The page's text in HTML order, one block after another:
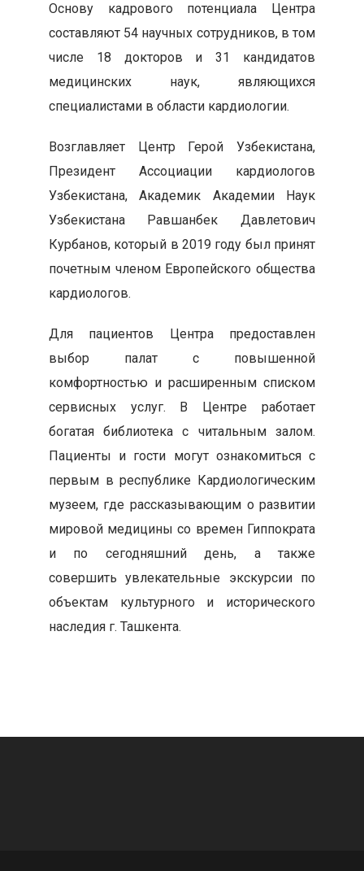
Основу кадрового потенциала Центра
составляют 54 научных сотрудников, в том
числе 18 докторов и 31 кандидатов
медицинских наук, являющихся
специалистами в области кардиологии.
Возглавляет Центр Герой Узбекистана,
Президент Ассоциации кардиологов
Узбекистана, Академик Академии Наук
Узбекистана Равшанбек Давлетович
Курбанов, который в 2019 году был принят
почетным членом Европейского общества
кардиологов.
Для пациентов Центра предоставлен
выбор палат с повышенной
комфортностью и расширенным списком
сервисных услуг. В Центре работает
богатая библиотека с читальным залом.
Пациенты и гости могут ознакомиться с
первым в республике Кардиологическим
музеем, где рассказывающим о развитии
мировой медицины со времен Гиппократа
и по сегодняшний день, а также
совершить увлекательные экскурсии по
объектам культурного и исторического
наследия г. Ташкента.